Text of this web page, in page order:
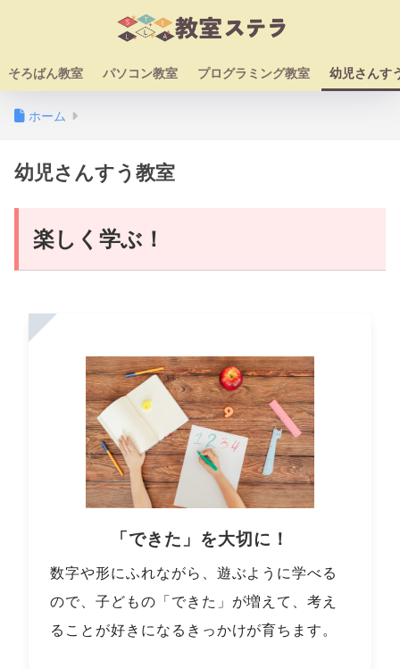
そろばん教室 パソコン教室 プログラミング教室 幼児さんす
ホーム
幼児さんすう教室
楽しく学ぶ！
「できた」を大切に！
数字や形にふれながら、遊ぶように学べる
ので、子どもの「できた」が増えて、考え
ることが好きになるきっかけが育ちます。